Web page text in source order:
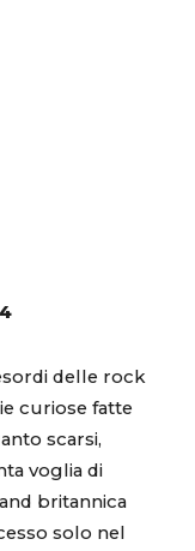
delle rock
curiose fatte
scarsi,
voglia di
britannica
solo nel